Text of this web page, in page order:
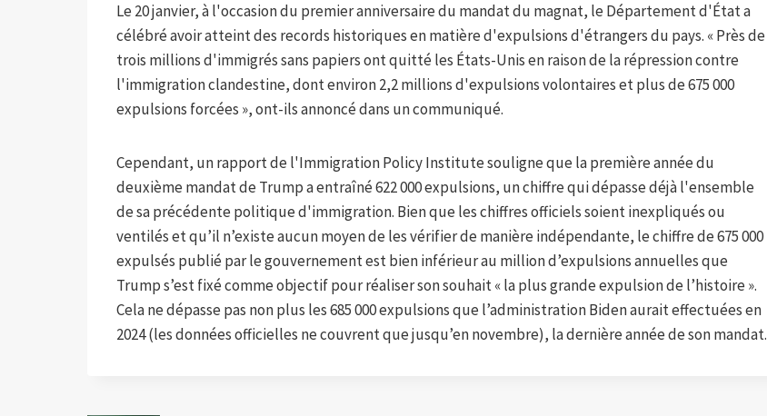
Le 20 janvier, à l'occasion du premier anniversaire du mandat du magnat, le Département d'État a
célébré avoir atteint des records historiques en matière d'expulsions d'étrangers du pays. « Près de
trois millions d'immigrés sans papiers ont quitté les États-Unis en raison de la répression contre
l'immigration clandestine, dont environ 2,2 millions d'expulsions volontaires et plus de 675 000
expulsions forcées », ont-ils annoncé dans un communiqué.
Cependant, un rapport de l'Immigration Policy Institute souligne que la première année du
deuxième mandat de Trump a entraîné 622 000 expulsions, un chiffre qui dépasse déjà l'ensemble
de sa précédente politique d'immigration. Bien que les chiffres officiels soient inexpliqués ou
ventilés et qu’il n’existe aucun moyen de les vérifier de manière indépendante, le chiffre de 675 000
expulsés publié par le gouvernement est bien inférieur au million d’expulsions annuelles que
Trump s’est fixé comme objectif pour réaliser son souhait « la plus grande expulsion de l’histoire ».
Cela ne dépasse pas non plus les 685 000 expulsions que l’administration Biden aurait effectuées en
2024 (les données officielles ne couvrent que jusqu’en novembre), la dernière année de son mandat.